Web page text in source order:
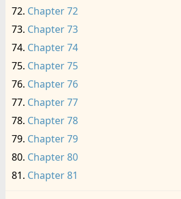
Chapter 72
Chapter 73
Chapter 74
Chapter 75
Chapter 76
Chapter 77
Chapter 78
Chapter 79
Chapter 80
Chapter 81